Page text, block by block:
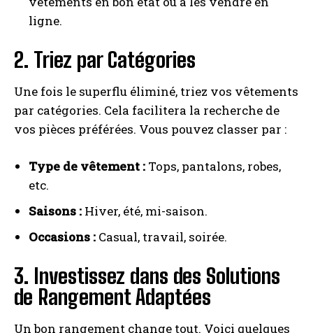
ligne.
2. Triez par Catégories
Une fois le superflu éliminé, triez vos vêtements
par catégories. Cela facilitera la recherche de
vos pièces préférées. Vous pouvez classer par :
Type de vêtement : Tops, pantalons, robes,
etc.
Saisons : Hiver, été, mi-saison.
Occasions : Casual, travail, soirée.
3. Investissez dans des Solutions
de Rangement Adaptées
Un bon rangement change tout. Voici quelques